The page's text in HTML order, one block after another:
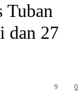
Tuban
dan 27
0
9